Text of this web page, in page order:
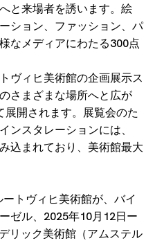
と来場者を誘います。絵
ション、ファッション、パ
なメディアにわたる300点
ヴィヒ美術館の企画展示ス
さまざまな場所へと広が
展開されます。展覧会のた
ンスタレーションには、
込まれており、美術館最大
トヴィヒ美術館が、バイ
ゼル、2025年10月12日ー
リック美術館（アムステル